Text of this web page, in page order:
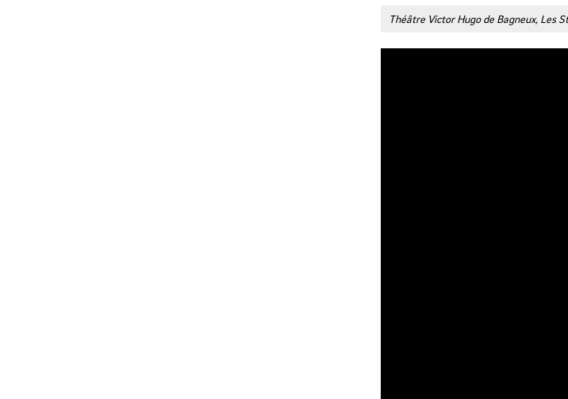
Théâtre Victor Hugo de Bagneux, Les